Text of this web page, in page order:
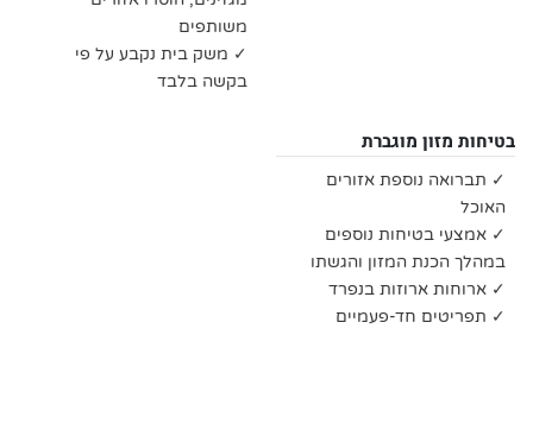
משותפים
✓ משק בית נקבע על פי
בקשה בלבד
בטיחות מזון מוגברת
✓ תברואה נוספת אזורים
האוכל
✓ אמצעי בטיחות נוספים
במהלך הכנת המזון והגשתו
✓ ארוחות ארוזות בנפרד
✓ תפריטים חד-פעמיים